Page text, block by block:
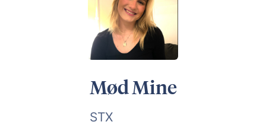
Hjælp til ordblinde
Kundeudtalelser
Undervisere
Mød Mine
STX